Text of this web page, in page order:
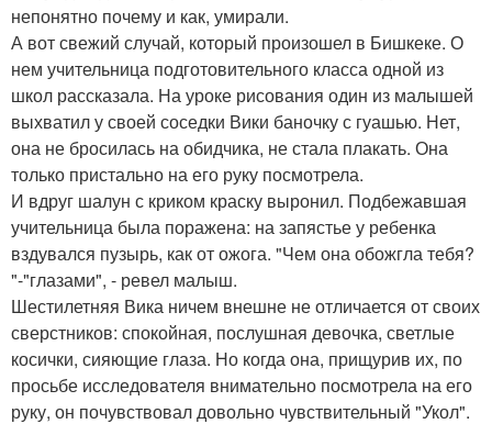
непонятно почему и как, умирали.
А вот свежий случай, который произошел в Бишкеке. О
нем учительница подготовительного класса одной из
школ рассказала. На уроке рисования один из малышей
выхватил у своей соседки Вики баночку с гуашью. Нет,
она не бросилась на обидчика, не стала плакать. Она
только пристально на его руку посмотрела.
И вдруг шалун с криком краску выронил. Подбежавшая
учительница была поражена: на запястье у ребенка
вздувался пузырь, как от ожога. "Чем она обожгла тебя?
"-"глазами", - ревел малыш.
Шестилетняя Вика ничем внешне не отличается от своих
сверстников: спокойная, послушная девочка, светлые
косички, сияющие глаза. Но когда она, прищурив их, по
просьбе исследователя внимательно посмотрела на его
руку, он почувствовал довольно чувствительный "Укол".